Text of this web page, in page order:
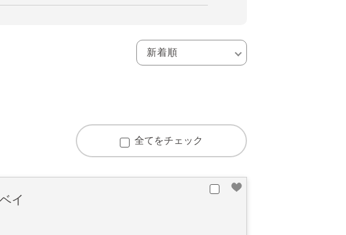
全てをチェック
イ